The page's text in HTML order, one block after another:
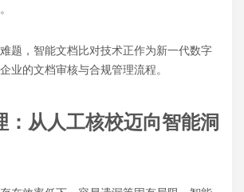
题，智能文档比对技术正作为新一代数字
业的文档审核与合规管理流程。
：从人工核校迈向智能洞